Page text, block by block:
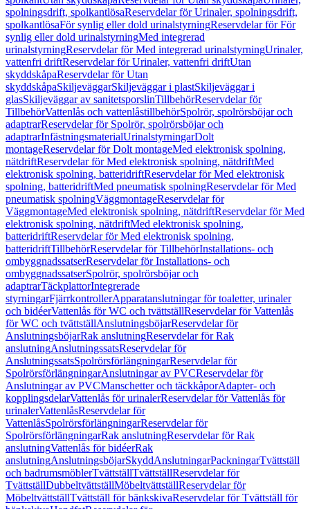
spolningsdrift, spolkantlösaReservdelar för Urinaler, spolningsdrift,
spolkantlösaFör synlig eller dold urinalstyrningReservdelar för För
synlig eller dold urinalstyrningMed integrerad
urinalstyrningReservdelar för Med integrerad urinalstyrningUrinaler,
vattenfri driftReservdelar för Urinaler, vattenfri driftUtan
skyddskåpaReservdelar för Utan
skyddskåpaSkiljeväggarSkiljeväggar i plastSkiljeväggar i
glasSkiljeväggar av sanitetsporslinTillbehörReservdelar för
TillbehörVattenlås och vattenlåstillbehörSpolrör, spolrörsböjar och
adaptrarReservdelar för Spolrör, spolrörsböjar och
adaptrarInfästningsmaterialUrinalstyrningarDolt
montageReservdelar för Dolt montageMed elektronisk spolning,
nätdriftReservdelar för Med elektronisk spolning, nätdriftMed
elektronisk spolning, batteridriftReservdelar för Med elektronisk
spolning, batteridriftMed pneumatisk spolningReservdelar för Med
pneumatisk spolningVäggmontageReservdelar för
VäggmontageMed elektronisk spolning, nätdriftReservdelar för Med
elektronisk spolning, nätdriftMed elektronisk spolning,
batteridriftReservdelar för Med elektronisk spolning,
batteridriftTillbehörReservdelar för TillbehörInstallations- och
ombyggnadssatserReservdelar för Installations- och
ombyggnadssatserSpolrör, spolrörsböjar och
adaptrarTäckplattorIntegrerade
styrningarFjärrkontrollerApparatanslutningar för toaletter, urinaler
och bidéerVattenlås för WC och tvättställReservdelar för Vattenlås
för WC och tvättställAnslutningsböjarReservdelar för
AnslutningsböjarRak anslutningReservdelar för Rak
anslutningAnslutningssatsReservdelar för
AnslutningssatsSpolrörsförlängningarReservdelar för
SpolrörsförlängningarAnslutningar av PVCReservdelar för
Anslutningar av PVCManschetter och täckkåporAdapter- och
kopplingsdelarVattenlås för urinalerReservdelar för Vattenlås för
urinalerVattenlåsReservdelar för
VattenlåsSpolrörsförlängningarReservdelar för
SpolrörsförlängningarRak anslutningReservdelar för Rak
anslutningVattenlås för bidéerRak
anslutningAnslutningsböjarSkyddAnslutningarPackningarTvättställ
och badrumsmöblerTvättställTvättställReservdelar för
TvättställDubbeltvättställMöbeltvättställReservdelar för
MöbeltvättställTvättställ för bänkskivaReservdelar för Tvättställ för